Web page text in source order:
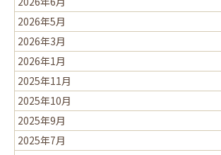
2026年5月
2026年3月
2026年1月
2025年11月
2025年10月
2025年9月
2025年7月